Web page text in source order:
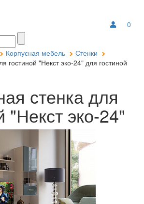
0
Корпусная мебель
Стенки
гостиной "Некст эко-24" для гостиной
стенка для
"Некст эко-24"